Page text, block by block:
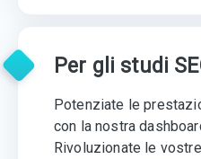
Per gli studi
Potenziate le
con la nostra
Rivoluzionate le